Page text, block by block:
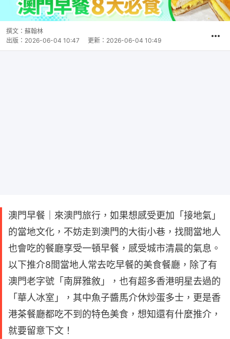
撰文： 蘇翰林
出版： 2026-06-04 10:47 更新： 2026-06-04 10:49
澳門早餐｜來澳門旅行，如果想感受更加「接地氣」
的當地文化，不妨走到澳門的大街小巷，找間當地人
也會吃的餐廳享受一頓早餐，感受城市清晨的氣息。
以下推介8間當地人常去吃早餐的美食餐廳，除了有
澳門老字號「南屏雅敘」，也有超多香港明星去過的
「華人冰室」，其中魚子醬馬介休炒蛋多士，更是香
港茶餐廳都吃不到的特色美食，想知還有什麼推介，
就要留意下文！